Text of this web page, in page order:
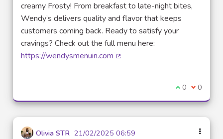
creamy Frosty! From breakfast to late-night bites,
Wendy’s delivers quality and flavor that keeps
customers coming back. Ready to satisfy your
cravings? Check out the full menu here:
https://wendysmenuin.com
Je suis
0 Je ne
0
Olivia STR 21/02/2025 06:59